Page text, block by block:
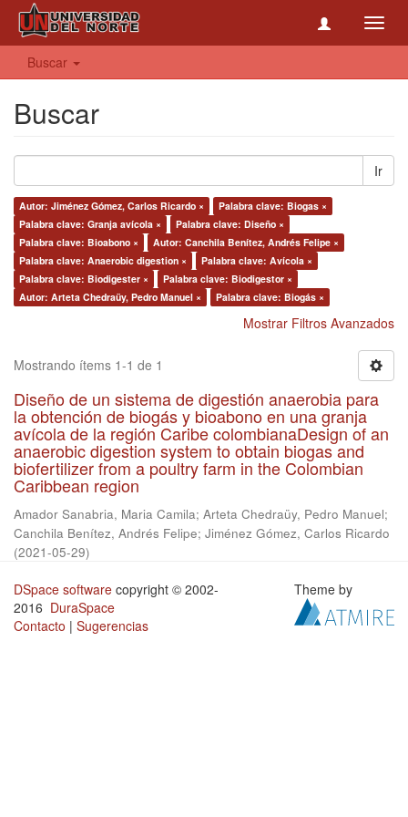
Buscar
Buscar
Ir
Autor: Jiménez Gómez, Carlos Ricardo ×
Palabra clave: Biogas ×
Palabra clave: Granja avícola ×
Palabra clave: Diseño ×
Palabra clave: Bioabono ×
Autor: Canchila Benítez, Andrés Felipe ×
Palabra clave: Anaerobic digestion ×
Palabra clave: Avícola ×
Palabra clave: Biodigester ×
Palabra clave: Biodigestor ×
Autor: Arteta Chedraüy, Pedro Manuel ×
Palabra clave: Biogás ×
Mostrar Filtros Avanzados
Mostrando ítems 1-1 de 1
Diseño de un sistema de digestión anaerobia para
la obtención de biogás y bioabono en una granja
avícola de la región Caribe colombianaDesign of an
anaerobic digestion system to obtain biogas and
biofertilizer from a poultry farm in the Colombian
Caribbean region
Amador Sanabria, Maria Camila; Arteta Chedraüy, Pedro Manuel;
Canchila Benítez, Andrés Felipe; Jiménez Gómez, Carlos Ricardo
(2021-05-29)
DSpace software copyright © 2002-
2016 DuraSpace
Contacto | Sugerencias
Theme by